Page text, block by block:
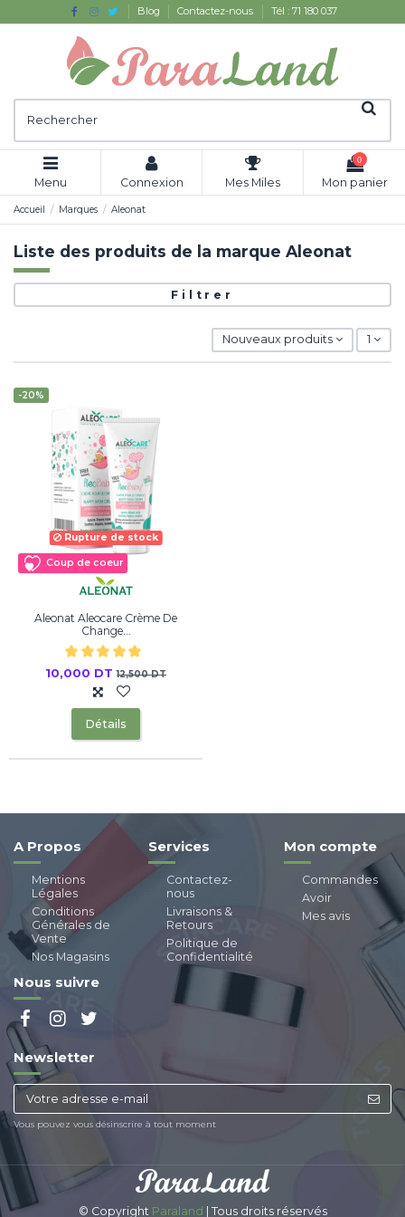
Blog Contactez-nous Tél : 71 180 037
Menu Connexion Mes Miles
0
Mon panier
Accueil Marques Aleonat
Liste des produits de la marque Aleonat
Filtrer
Nouveaux produits 1
Coup de coeur
-20%
Rupture de stock
Aleonat Aleocare Crème De
Change...
10,000 DT12,500 DT
Détails
A Propos
Mentions
Légales
Conditions
Générales de
Vente
Nos Magasins
Services
Contactez-
nous
Livraisons &
Retours
Politique de
Confidentialité
Mon compte
Commandes
Avoir
Mes avis
Nous suivre
Newsletter
Vous pouvez vous désinscrire à tout moment
© Copyright Paraland | Tous droits réservés